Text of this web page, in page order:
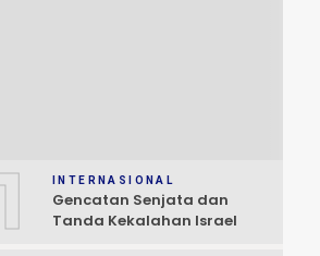
INTERNASIONAL
Gencatan Senjata dan
Tanda Kekalahan Israel